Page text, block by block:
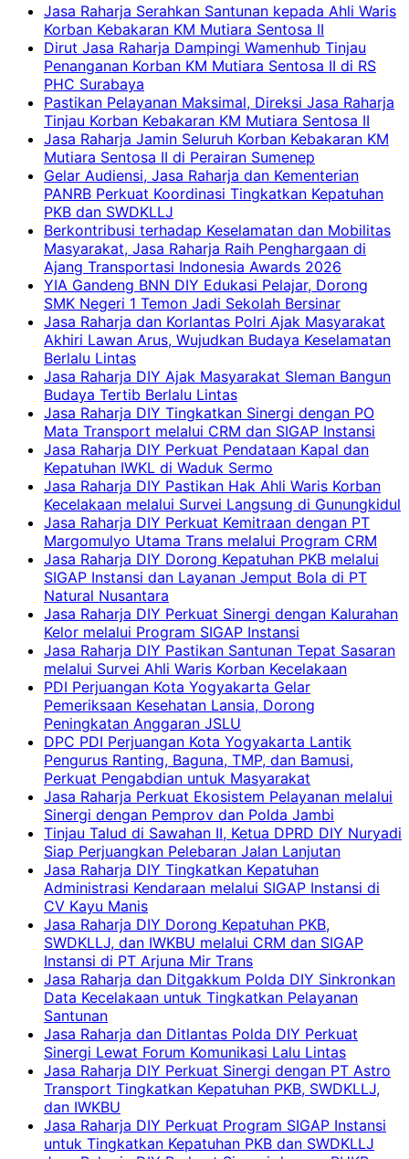
Jasa Raharja Serahkan Santunan kepada Ahli Waris
Korban Kebakaran KM Mutiara Sentosa II
Dirut Jasa Raharja Dampingi Wamenhub Tinjau
Penanganan Korban KM Mutiara Sentosa II di RS
PHC Surabaya
Pastikan Pelayanan Maksimal, Direksi Jasa Raharja
Tinjau Korban Kebakaran KM Mutiara Sentosa II
Jasa Raharja Jamin Seluruh Korban Kebakaran KM
Mutiara Sentosa II di Perairan Sumenep
Gelar Audiensi, Jasa Raharja dan Kementerian
PANRB Perkuat Koordinasi Tingkatkan Kepatuhan
PKB dan SWDKLLJ
Berkontribusi terhadap Keselamatan dan Mobilitas
Masyarakat, Jasa Raharja Raih Penghargaan di
Ajang Transportasi Indonesia Awards 2026
YIA Gandeng BNN DIY Edukasi Pelajar, Dorong
SMK Negeri 1 Temon Jadi Sekolah Bersinar
Jasa Raharja dan Korlantas Polri Ajak Masyarakat
Akhiri Lawan Arus, Wujudkan Budaya Keselamatan
Berlalu Lintas
Jasa Raharja DIY Ajak Masyarakat Sleman Bangun
Budaya Tertib Berlalu Lintas
Jasa Raharja DIY Tingkatkan Sinergi dengan PO
Mata Transport melalui CRM dan SIGAP Instansi
Jasa Raharja DIY Perkuat Pendataan Kapal dan
Kepatuhan IWKL di Waduk Sermo
Jasa Raharja DIY Pastikan Hak Ahli Waris Korban
Kecelakaan melalui Survei Langsung di Gunungkidul
Jasa Raharja DIY Perkuat Kemitraan dengan PT
Margomulyo Utama Trans melalui Program CRM
Jasa Raharja DIY Dorong Kepatuhan PKB melalui
SIGAP Instansi dan Layanan Jemput Bola di PT
Natural Nusantara
Jasa Raharja DIY Perkuat Sinergi dengan Kalurahan
Kelor melalui Program SIGAP Instansi
Jasa Raharja DIY Pastikan Santunan Tepat Sasaran
melalui Survei Ahli Waris Korban Kecelakaan
PDI Perjuangan Kota Yogyakarta Gelar
Pemeriksaan Kesehatan Lansia, Dorong
Peningkatan Anggaran JSLU
DPC PDI Perjuangan Kota Yogyakarta Lantik
Pengurus Ranting, Baguna, TMP, dan Bamusi,
Perkuat Pengabdian untuk Masyarakat
Jasa Raharja Perkuat Ekosistem Pelayanan melalui
Sinergi dengan Pemprov dan Polda Jambi
Tinjau Talud di Sawahan II, Ketua DPRD DIY Nuryadi
Siap Perjuangkan Pelebaran Jalan Lanjutan
Jasa Raharja DIY Tingkatkan Kepatuhan
Administrasi Kendaraan melalui SIGAP Instansi di
CV Kayu Manis
Jasa Raharja DIY Dorong Kepatuhan PKB,
SWDKLLJ, dan IWKBU melalui CRM dan SIGAP
Instansi di PT Arjuna Mir Trans
Jasa Raharja dan Ditgakkum Polda DIY Sinkronkan
Data Kecelakaan untuk Tingkatkan Pelayanan
Santunan
Jasa Raharja dan Ditlantas Polda DIY Perkuat
Sinergi Lewat Forum Komunikasi Lalu Lintas
Jasa Raharja DIY Perkuat Sinergi dengan PT Astro
Transport Tingkatkan Kepatuhan PKB, SWDKLLJ,
dan IWKBU
Jasa Raharja DIY Perkuat Program SIGAP Instansi
untuk Tingkatkan Kepatuhan PKB dan SWDKLLJ